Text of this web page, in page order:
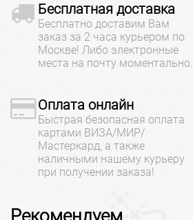
Бесплатная доставка
Бесплатно доставим Вам
заказ за 2 часа курьером по
Москве! Либо электронные
места на почту моментально.
Оплата онлайн
Быстрая безопасная оплата
картами ВИЗА/МИР/
Мастеркард, а также
наличными нашему курьеру
при получении заказа!
Рекомендуем